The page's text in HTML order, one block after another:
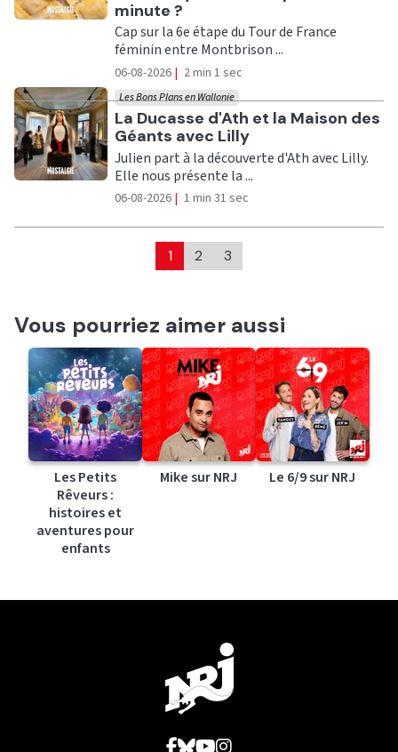
minute ?
Cap sur la 6e étape du Tour de France
féminin entre Montbrison ...
06-08-2026 | 2 min 1 sec
Ecouter
La Ducasse d'Ath et la Maison des
Géants avec Lilly
Les Bons Plans en Wallonie
Julien part à la découverte d'Ath avec Lilly.
Elle nous présente la ...
06-08-2026 | 1 min 31 sec
1 2 3
Vous pourriez aimer aussi
Les Petits
Rêveurs :
histoires et
aventures pour
enfants
Mike sur NRJ Le 6/9 sur NRJ